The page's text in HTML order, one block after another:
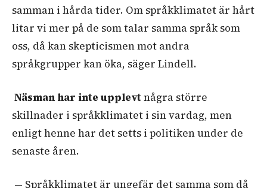
samman i hårda tider. Om språkklimatet är hårt
litar vi mer på de som talar samma språk som
oss, då kan skepticismen mot andra
språkgrupper kan öka, säger Lindell.
Näsman har inte upplevtnågra större
skillnader i språkklimatet i sin vardag, men
enligt henne har det setts i politiken under de
senaste åren.
— Språkklimatet är ungefär det samma som då